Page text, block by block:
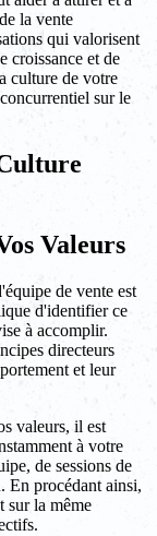
la vente
qui valorisent
croissance et de
culture de votre
sur le
Valeurs
de vente est
d'identifier ce
à accomplir.
directeurs
et leur
valeurs, il est
à votre
de sessions de
En procédant ainsi,
sur la même